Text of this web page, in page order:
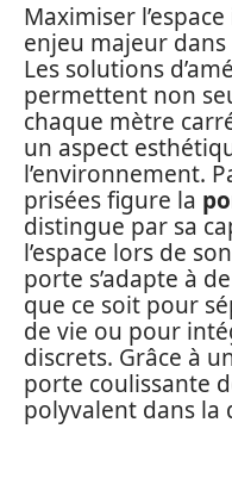
Maximiser
enjeu majeur
Les solutions
permettent non
chaque mètre
un aspect
l’environnement.
prisées figure la
distingue par sa
l’espace lors de
porte s’adapte à
que ce soit pour
de vie ou pour
discrets. Grâce à
porte coulissante
polyvalent dans